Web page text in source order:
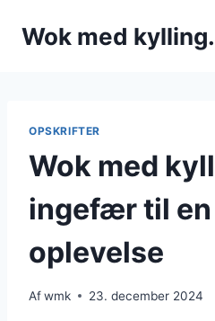
Wok med
OPSKRIFTER
Wok med
ingefær til
oplevelse
Afwmk 23. december 2024